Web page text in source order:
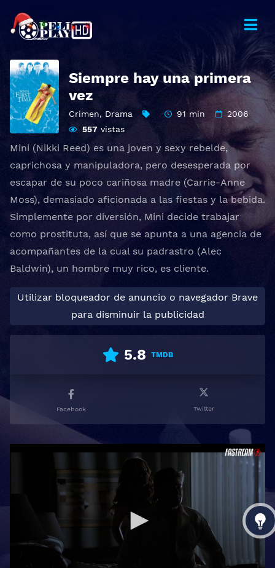
Siempre hay una primera
vez
Crimen, Drama 91 min
2006
557 vistas
Mini (Nikki Reed) es una joven y sexy rebelde,
caprichosa y manipuladora, pero desesperada por
escapar de su poco cariñosa madre (Carrie-Anne
Moss), demasiado aficionada a las fiestas y la bebida.
Simplemente por diversión, Mini decide trabajar
como prostituta, así que se apunta a una agencia de
acompañantes de la cual su padrastro (Alec
Baldwin), un hombre muy rico, es cliente.
Utilizar bloqueador de anuncio o navegador Brave
para disminuir la publicidad
5.8 TMDB
Facebook Twitter